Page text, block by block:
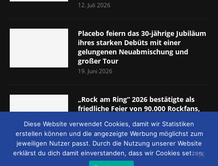
12. Juli 2026
Placebo feiern das 30-jährige Jubiläum
ihres starken Debüts mit einer
gelungenen Neuabmischung und
großer Tour
19. Juni 2026
„Rock am Ring“ 2026 bestätigte als
friedliche Feier von 90.000 Rockfans,
5.-7. Juni 2026)
8. Juni 2026
Diese Website verwendet Cookies, damit wir Statistiken
erstellen können und die angezeigte Werbung möglichst zum
jeweiligen Nutzer passt. Durch die Nutzung unserer Website
erklärst du dich damit einverstanden, dass wir Cookies setzen.